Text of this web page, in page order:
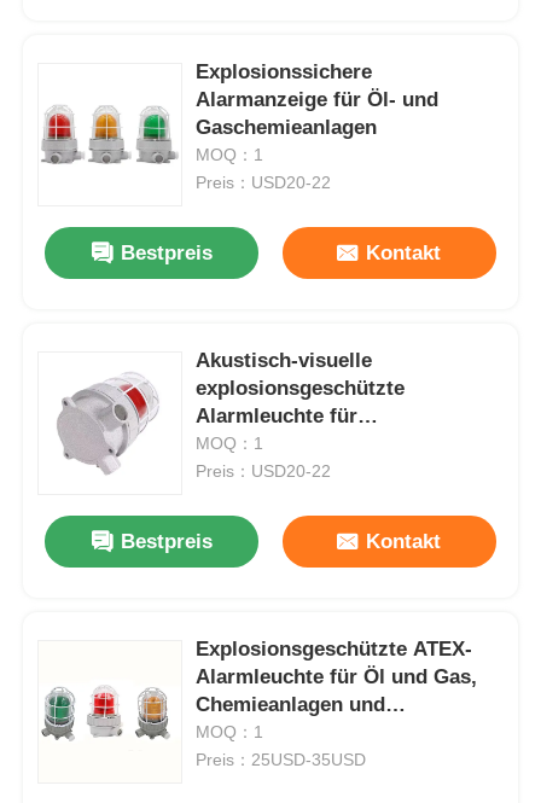
Explosionssichere
Alarmanzeige für Öl- und
Gaschemieanlagen
MOQ：1
Preis：USD20-22
Bestpreis Kontakt
Akustisch-visuelle
explosionsgeschützte
Alarmleuchte für
explosionsgefährdete Bereiche
MOQ：1
Preis：USD20-22
Bestpreis Kontakt
Explosionsgeschützte ATEX-
Alarmleuchte für Öl und Gas,
Chemieanlagen und
Gefahrenbereiche
MOQ：1
Preis：25USD-35USD